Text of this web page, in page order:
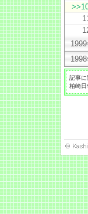
記事に
柏崎日